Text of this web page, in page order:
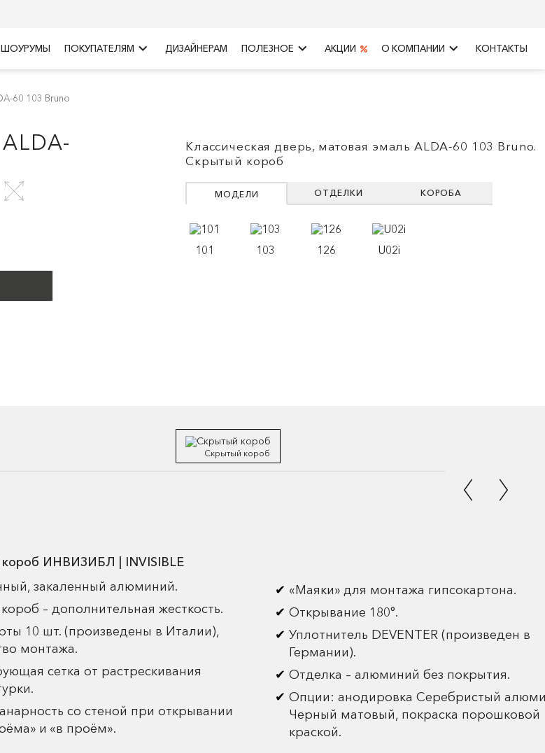
ШОУРУМЫ ПОКУПАТЕЛЯМ keyboard_arrow_right ДИЗАЙНЕРАМ ПОЛЕЗНОЕ keyboard_arrow_right АКЦИИ О КОМПАНИИ keyboard_arrow_right КОНТАКТЫ
60 103 Bruno
Классическая дверь, матовая эмаль ALDA-60 103 Bruno.
Скрытый короб
МОДЕЛИ ОТДЕЛКИ КОРОБА
101 103 126 U02i
Скрытый короб
ИНВИЗИБЛ | INVISIBLE
закаленный алюминий.
– дополнительная жесткость.
10 шт. (произведены в Италии),
монтажа.
сетка от растрескивания
со стеной при открывании
и «в проём».
«Маяки» для монтажа гипсокартона.
Открывание 180°.
Уплотнитель DEVENTER (произведен в
Германии).
Отделка – алюминий без покрытия.
Опции: анодировка Серебристый
Черный матовый, покраска порошковой
краской.